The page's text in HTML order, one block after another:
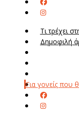
Τι τρέχει
Δημοφιλή
Για γονείς που